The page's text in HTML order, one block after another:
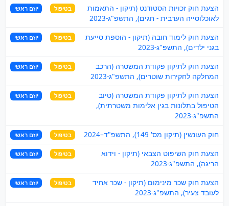
הצעת חוק זכויות הסטודנט (תיקון - התאמות
לאוכלוסייה הערבית - חגים), התשפ"ג-2023
בטיפול יוזם ראשי
הצעת חוק לימוד חובה (תיקון - הוספת סייעת
בגני ילדים), התשפ"ג-2023
בטיפול יוזם ראשי
הצעת חוק לתיקון פקודת המשטרה (הרכב
המחלקה לחקירות שוטרים), התשפ"ג-2023
בטיפול יוזם ראשי
הצעת חוק לתיקון פקודת המשטרה (טיוב
הטיפול בתלונות בגין אלימות משטרתית),
התשפ"ג-2023
בטיפול יוזם ראשי
חוק העונשין (תיקון מס' 149), התשפ"ד–2024 בטיפול יוזם ראשי
הצעת חוק השיפוט הצבאי (תיקון - וידוא
הריגה), התשפ"ג-2023
בטיפול יוזם ראשי
הצעת חוק שכר מינימום (תיקון - שכר אחיד
לעובד צעיר), התשפ"ג-2023
בטיפול יוזם ראשי